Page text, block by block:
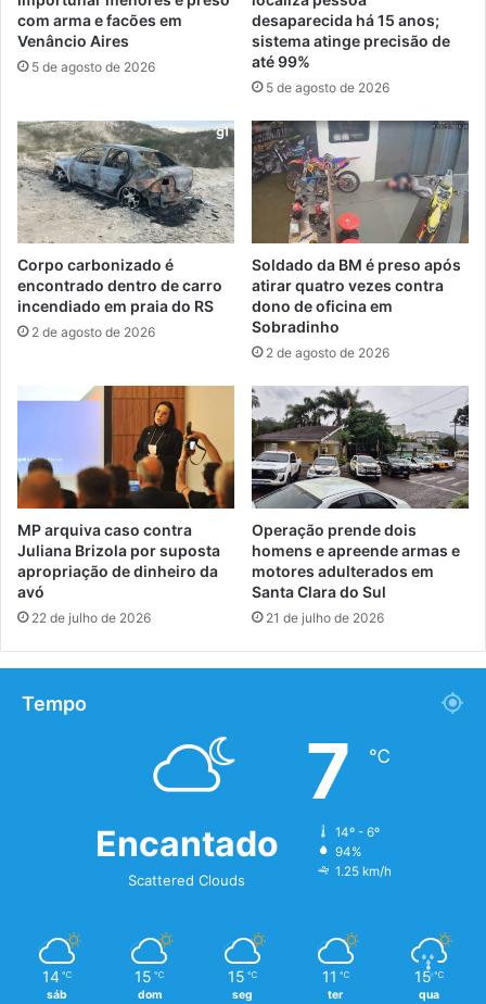
com arma e facões em
Venâncio Aires
5 de agosto de 2026
desaparecida há 15 anos;
sistema atinge precisão de
até 99%
5 de agosto de 2026
Corpo carbonizado é
encontrado dentro de carro
incendiado em praia do RS
2 de agosto de 2026
Soldado da BM é preso após
atirar quatro vezes contra
dono de oficina em
Sobradinho
2 de agosto de 2026
MP arquiva caso contra
Juliana Brizola por suposta
apropriação de dinheiro da
avó
22 de julho de 2026
Operação prende dois
homens e apreende armas e
motores adulterados em
Santa Clara do Sul
21 de julho de 2026
Tempo
Encantado
Scattered Clouds
7 ℃
14º - 6º
94%
1.25 km/h
14 ℃
sáb
15 ℃
dom
15 ℃
seg
11 ℃
ter
15 ℃
qua